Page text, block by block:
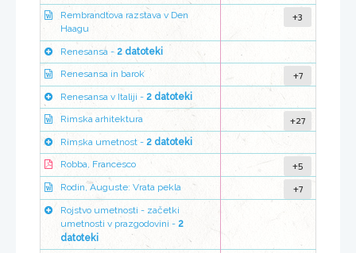
Rembrandtova razstava v Den
Haagu
+3
Renesansa - 2 datoteki
Renesansa in barok
+7
Renesansa v Italiji - 2 datoteki
Rimska arhitektura
+27
Rimska umetnost - 2 datoteki
Robba, Francesco
+5
Rodin, Auguste: Vrata pekla +7
Rojstvo umetnosti - začetki
umetnosti v prazgodovini - 2
datoteki